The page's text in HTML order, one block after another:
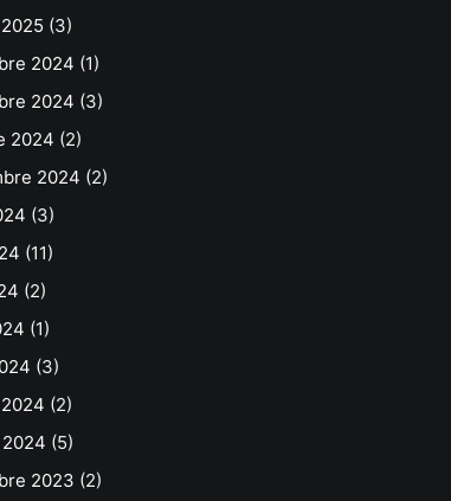
(3)
2024 (1)
2024 (3)
2024 (2)
2024 (2)
(3)
(11)
(2)
(1)
(3)
(2)
(5)
2023 (2)